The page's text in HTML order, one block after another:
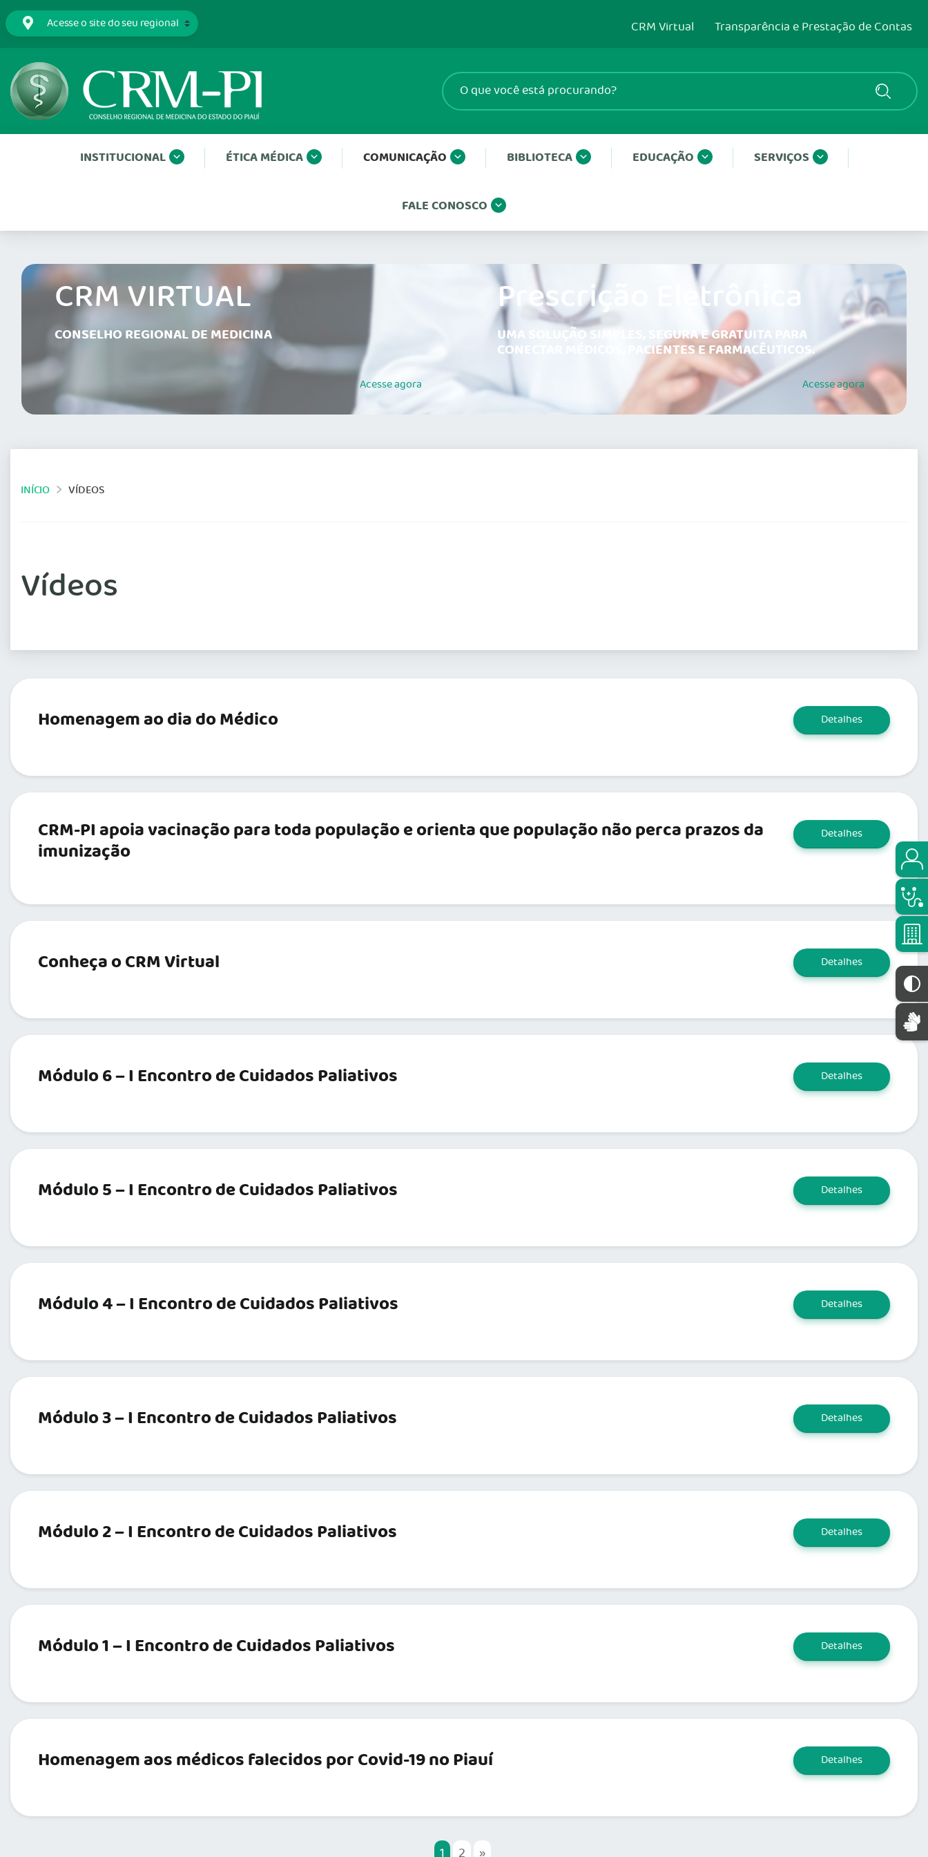
CRM Virtual Transparência e Prestação de Contas
INSTITUCIONAL ÉTICA MÉDICA COMUNICAÇÃO BIBLIOTECA EDUCAÇÃO SERVIÇOS
FALE CONOSCO
CRM VIRTUAL
CONSELHO REGIONAL DE MEDICINA
Acesseagora
Prescrição Eletrônica
UMA SOLUÇÃO SIMPLES, SEGURA E GRATUITA PARA
CONECTAR MÉDICOS, PACIENTES E FARMACÊUTICOS.
Acesseagora
INÍCIO VÍDEOS
Vídeos
Homenagem ao dia do Médico Detalhes
CRM-PI apoia vacinação para toda população e orienta que população não perca prazos da
imunização
Detalhes
Conheça o CRM Virtual Detalhes
Módulo 6 – I Encontro de Cuidados Paliativos Detalhes
Módulo 5 – I Encontro de Cuidados Paliativos Detalhes
Módulo 4 – I Encontro de Cuidados Paliativos Detalhes
Módulo 3 – I Encontro de Cuidados Paliativos Detalhes
Módulo 2 – I Encontro de Cuidados Paliativos Detalhes
Módulo 1 – I Encontro de Cuidados Paliativos Detalhes
Homenagem aos médicos falecidos por Covid-19 no Piauí Detalhes